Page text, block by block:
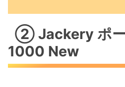
② Jackery ポ
1000 New